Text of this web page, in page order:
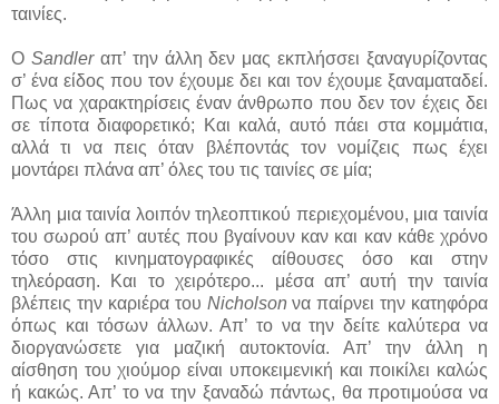
ταινίες.
Ο Sandlerαπ’ την άλλη δεν μας εκπλήσσει ξαναγυρίζοντας
σ’ ένα είδος που τον έχουμε δει και τον έχουμε ξαναματαδεί.
Πως να χαρακτηρίσεις έναν άνθρωπο που δεν τον έχεις δει
σε τίποτα διαφορετικό; Και καλά, αυτό πάει στα κομμάτια,
αλλά τι να πεις όταν βλέποντάς τον νομίζεις πως έχει
μοντάρει πλάνα απ’ όλες του τις ταινίες σε μία;
Άλλη μια ταινία λοιπόν τηλεοπτικού περιεχομένου, μια ταινία
του σωρού απ’ αυτές που βγαίνουν καν και καν κάθε χρόνο
τόσο στις κινηματογραφικές αίθουσες όσο και στην
τηλεόραση. Και το χειρότερο... μέσα απ’ αυτή την ταινία
βλέπεις την καριέρα του Nicholson να παίρνει την κατηφόρα
όπως και τόσων άλλων. Απ’ το να την δείτε καλύτερα να
διοργανώσετε για μαζική αυτοκτονία. Απ’ την άλλη η
αίσθηση του χιούμορ είναι υποκειμενική και ποικίλει καλώς
ή κακώς. Απ’ το να την ξαναδώ πάντως, θα προτιμούσα να